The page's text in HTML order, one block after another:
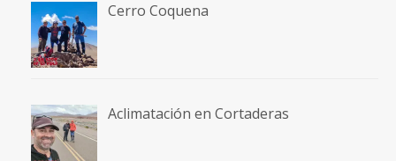
Cerro Coquena
Aclimatación en Cortaderas